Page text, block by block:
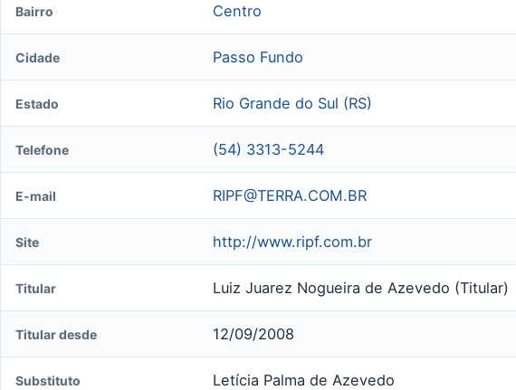
Bairro Centro
Cidade Passo Fundo
Estado Rio Grande do Sul (RS)
Telefone (54) 3313-5244
E-mail RIPF@TERRA.COM.BR
Site http://www.ripf.com.br
Titular Luiz Juarez Nogueira de Azevedo (Titular)
Titular desde 12/09/2008
Substituto Letícia Palma de Azevedo